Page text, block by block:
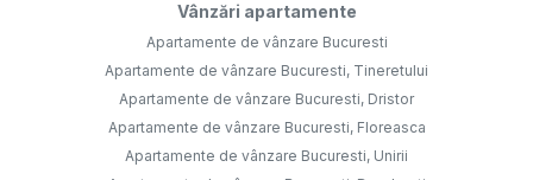
Vânzări apartamente
Apartamente de vânzare Bucuresti
Apartamente de vânzare Bucuresti, Tineretului
Apartamente de vânzare Bucuresti, Dristor
Apartamente de vânzare Bucuresti, Floreasca
Apartamente de vânzare Bucuresti, Unirii